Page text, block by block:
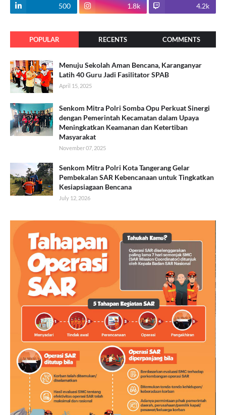
500 1.8k 4.2k
POPULAR RECENTS COMMENTS
Menuju Sekolah Aman Bencana, Karanganyar
Latih 40 Guru Jadi Fasilitator SPAB
April 15, 2025
Senkom Mitra Polri Somba Opu Perkuat Sinergi
dengan Pemerintah Kecamatan dalam Upaya
Meningkatkan Keamanan dan Ketertiban
Masyarakat
November 07, 2025
Senkom Mitra Polri Kota Tangerang Gelar
Pembekalan SAR Kebencanaan untuk Tingkatkan
Kesiapsiagaan Bencana
July 12, 2026